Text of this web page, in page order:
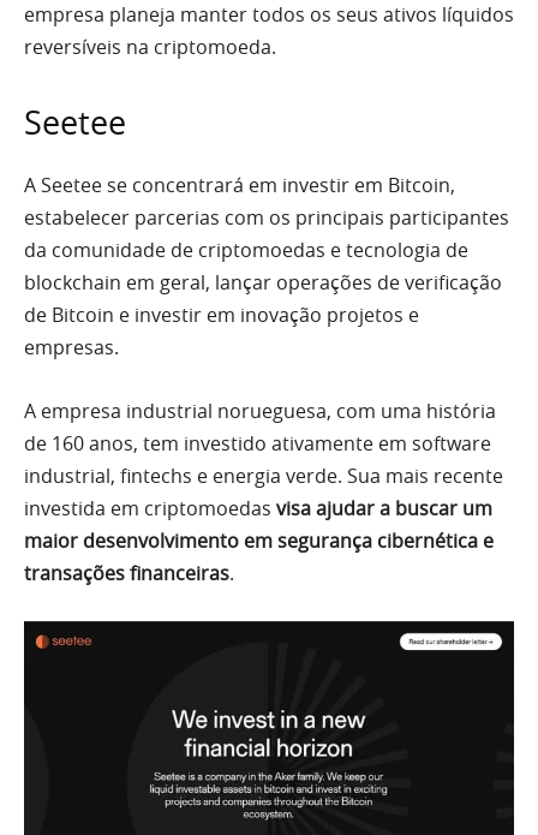
empresa planeja manter todos os seus ativos líquidos
reversíveis na criptomoeda.
Seetee
A Seetee se concentrará em investir em Bitcoin,
estabelecer parcerias com os principais participantes
da comunidade de criptomoedas e tecnologia de
blockchain em geral, lançar operações de verificação
de Bitcoin e investir em inovação projetos e
empresas.
A empresa industrial norueguesa, com uma história
de 160 anos, tem investido ativamente em software
industrial, fintechs e energia verde. Sua mais recente
investida em criptomoedas visa ajudar a buscar um
maior desenvolvimento em segurança cibernética e
transações financeiras.